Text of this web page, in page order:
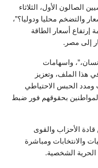
الصالون الأول، الثلاثاء
والتضخم محليا ودوليا؟”،
إرتفاع أسعار الطاقة
إلى مصر.
واسهامات
هذا الملف، وتعزيز
ومدد الحبس الاحتياطي
المواطنين بحقوقهم فور ضبط
قادة الأحزاب والقوى
والانتخابات ومباشرة
الشخصية.